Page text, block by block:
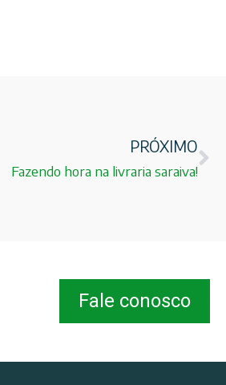
PRÓXIMO
Fazendo hora na livraria saraiva!
Fale conosco